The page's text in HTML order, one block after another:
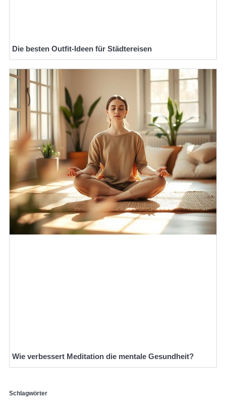
Die besten Outfit-Ideen für Städtereisen
Wie verbessert Meditation die mentale Gesundheit?
Schlagwörter